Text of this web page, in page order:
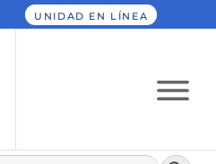
UNIDAD EN LÍNEA
Botón